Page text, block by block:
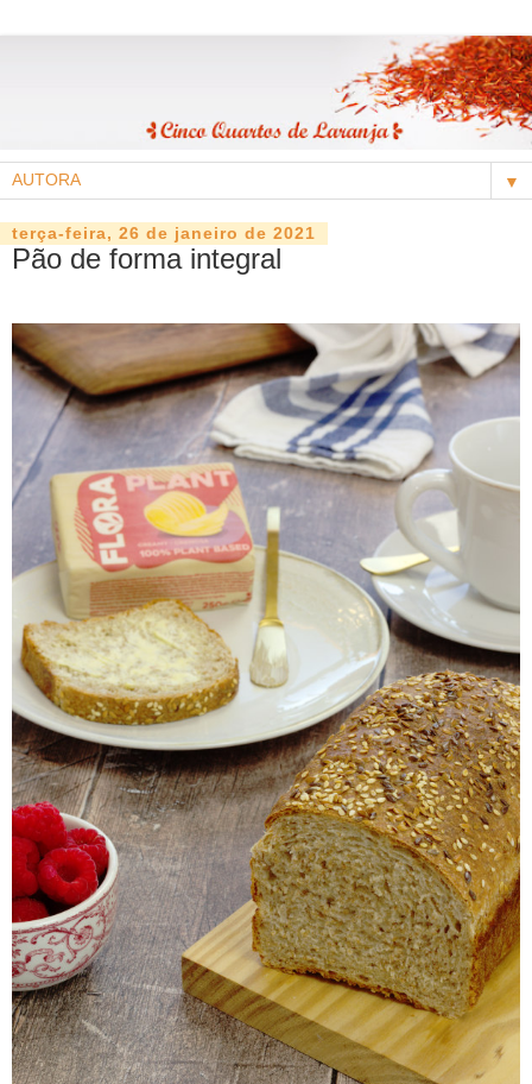
▼
terça-feira, 26 de janeiro de 2021
Pão de forma integral